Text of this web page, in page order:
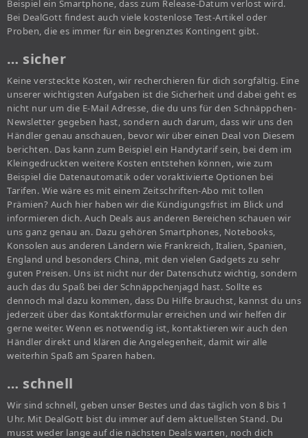
Beispiel ein Smartphone, dass zum Release-Datum verlost wird.
Bei DealGott findest auch viele kostenlose Test-Artikel oder
Proben, die es immer für ein begrenztes Kontingent gibt.
… sicher
Keine versteckte Kosten, wir recherchieren für dich sorgfältig. Eine
unserer wichtigsten Aufgaben ist die Sicherheit und dabei geht es
nicht nur um die E-Mail Adresse, die du uns für den Schnäppchen-
Newsletter gegeben hast, sondern auch darum, dass wir uns den
Händler genau anschauen, bevor wir über einen Deal von Diesem
berichten. Das kann zum Beispiel ein Handytarif sein, bei dem im
Kleingedruckten weitere Kosten entstehen können, wie zum
Beispiel die Datenautomatik oder voraktivierte Optionen bei
Tarifen. Wie wäre es mit einem Zeitschriften-Abo mit tollen
Prämien? Auch hier haben wir die Kündigungsfrist im Blick und
informieren dich. Auch Deals aus anderen Bereichen schauen wir
uns ganz genau an. Dazu gehören Smartphones, Notebooks,
Konsolen aus anderen Ländern wie Frankreich, Italien, Spanien,
England und besonders China, mit den vielen Gadgets zu sehr
guten Preisen. Uns ist nicht nur der Datenschutz wichtig, sondern
auch das du Spaß bei der Schnäppchenjagd hast. Sollte es
dennoch mal dazu kommen, dass Du Hilfe brauchst, kannst du uns
jederzeit über das Kontaktformular erreichen und wir helfen dir
gerne weiter. Wenn es notwendig ist, kontaktieren wir auch den
Händler direkt und klären die Angelegenheit, damit wir alle
weiterhin Spaß am Sparen haben.
… schnell
Wir sind schnell, geben unser Bestes und das täglich von 8 bis 1
Uhr. Mit DealGott bist du immer auf dem aktuellsten Stand. Du
musst weder lange auf die nächsten Deals warten, noch dich